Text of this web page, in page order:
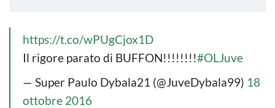
https://t.co/wPUgCjox1D
Il rigore parato di BUFFON!!!!!!!!#OLJuve
— Super Paulo Dybala21 (@JuveDybala99) 18
ottobre 2016